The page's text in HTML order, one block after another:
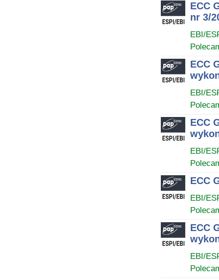
ECC
nr 3/
EBI/
ECC
EBI/
ECC
EBI/
ECC
EBI/
ECC
EBI/